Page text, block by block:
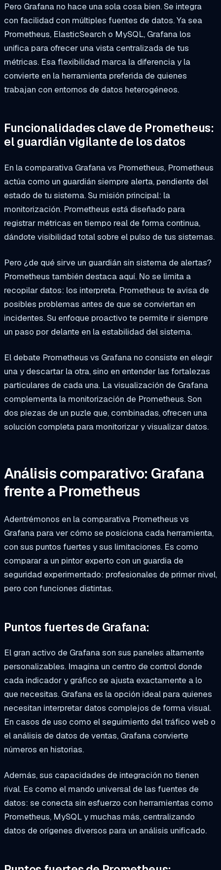
Pero Grafana no hace una sola cosa bien. Se integra
con facilidad con múltiples fuentes de datos. Ya sea
Prometheus, ElasticSearch o MySQL, Grafana los
unifica para ofrecer una vista centralizada de tus
métricas. Esa flexibilidad marca la diferencia y la
convierte en la herramienta preferida de quienes
trabajan con entornos de datos heterogéneos.
Funcionalidades clave de Prometheus:
el guardián vigilante de los datos
En la comparativa Grafana vs Prometheus, Prometheus
actúa como un guardián siempre alerta, pendiente del
estado de tu sistema. Su misión principal: la
monitorización. Prometheus está diseñado para
registrar métricas en tiempo real de forma continua,
dándote visibilidad total sobre el pulso de tus sistemas.
Pero ¿de qué sirve un guardián sin sistema de alertas?
Prometheus también destaca aquí. No se limita a
recopilar datos: los interpreta. Prometheus te avisa de
posibles problemas antes de que se conviertan en
incidentes. Su enfoque proactivo te permite ir siempre
un paso por delante en la estabilidad del sistema.
El debate Prometheus vs Grafana no consiste en elegir
una y descartar la otra, sino en entender las fortalezas
particulares de cada una. La visualización de Grafana
complementa la monitorización de Prometheus. Son
dos piezas de un puzle que, combinadas, ofrecen una
solución completa para monitorizar y visualizar datos.
Análisis comparativo: Grafana
frente a Prometheus
Adentrémonos en la comparativa Prometheus vs
Grafana para ver cómo se posiciona cada herramienta,
con sus puntos fuertes y sus limitaciones. Es como
comparar a un pintor experto con un guardia de
seguridad experimentado: profesionales de primer nivel,
pero con funciones distintas.
Puntos fuertes de Grafana:
El gran activo de Grafana son sus paneles altamente
personalizables. Imagina un centro de control donde
cada indicador y gráfico se ajusta exactamente a lo
que necesitas. Grafana es la opción ideal para quienes
necesitan interpretar datos complejos de forma visual.
En casos de uso como el seguimiento del tráfico web o
el análisis de datos de ventas, Grafana convierte
números en historias.
Además, sus capacidades de integración no tienen
rival. Es como el mando universal de las fuentes de
datos: se conecta sin esfuerzo con herramientas como
Prometheus, MySQL y muchas más, centralizando
datos de orígenes diversos para un análisis unificado.